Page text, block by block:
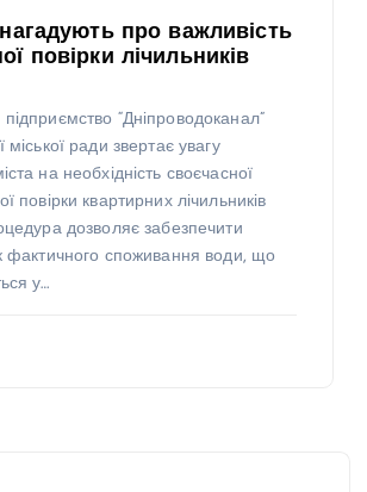
про важливість
повірки лічильників
“Дніпроводоканал”
міської ради звертає увагу
на необхідність своєчасної
повірки квартирних лічильників
дозволяє забезпечити
фактичного споживання води, що
у…